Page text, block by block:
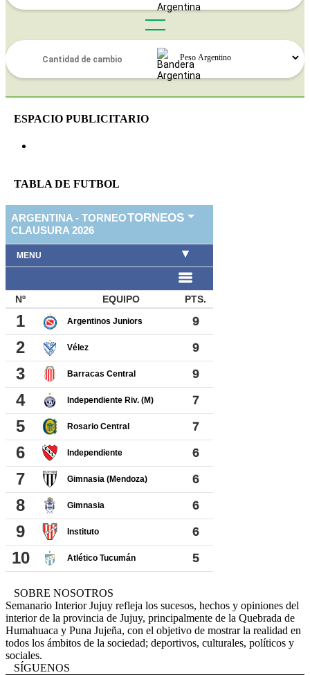
ESPACIO PUBLICITARIO
TABLA DE FUTBOL
SOBRE NOSOTROS
Semanario Interior Jujuy refleja los sucesos, hechos y opiniones del
interior de la provincia de Jujuy, principalmente de la Quebrada de
Humahuaca y Puna Jujeña, con el objetivo de mostrar la realidad en
todos los ámbitos de la sociedad; deportivos, culturales, políticos y
sociales.
SÍGUENOS